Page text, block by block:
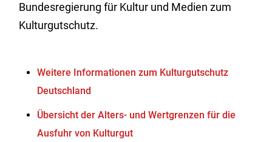
Bundesregierung für Kultur und Medien zum
Kulturgutschutz.
Weitere Informationen zum Kulturgutschutz
Deutschland
Übersicht der Alters- und Wertgrenzen für die
Ausfuhr von Kulturgut